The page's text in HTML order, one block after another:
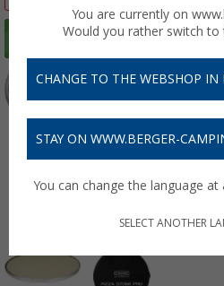
You are currently on
Would you rather switch to
CHANGE TO THE WEBSHOP IN
STAY ON WWW.BERGER-
You can change the language
SELECT ANOTHER